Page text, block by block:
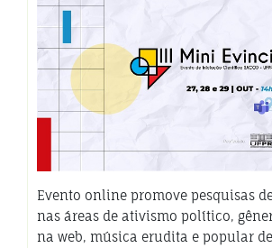
Evento online promove pesquisas
nas áreas de ativismo político,
na web, música erudita e popular